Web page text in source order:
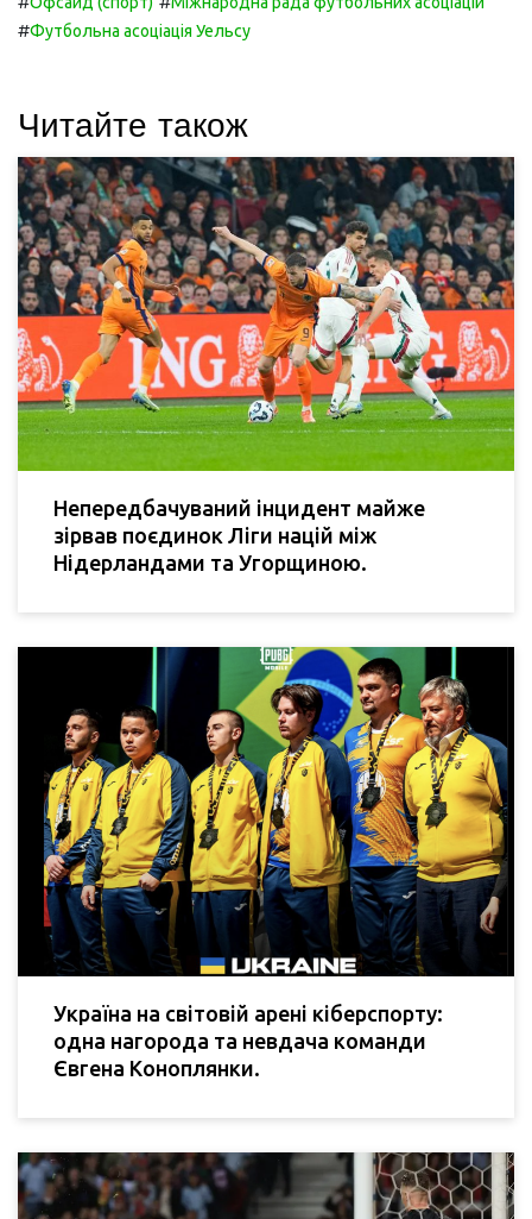
#Футбольна асоціація Уельсу
Читайте також
Непередбачуваний інцидент майже
зірвав поєдинок Ліги націй між
Нідерландами та Угорщиною.
Україна на світовій арені кіберспорту:
одна нагорода та невдача команди
Євгена Коноплянки.